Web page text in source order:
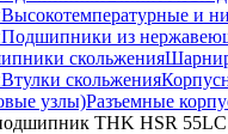
Высокотемпературные и
Подшипники из
скольжения
Втулки скольжения
узлы)Разъемные
THK HSR 55LC